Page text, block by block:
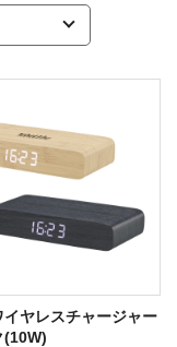
イヤレスチャージャー
(10W)